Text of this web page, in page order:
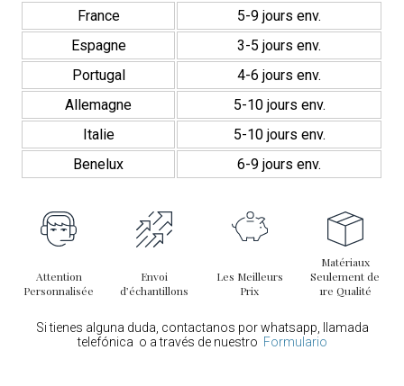
France
5-9 jours env.
Espagne
3-5 jours env.
Portugal
4-6 jours env.
Allemagne
5-10 jours env.
Italie
5-10 jours env.
Benelux
6-9 jours env.
Attention
Personnalisée
Envoi
d’échantillons
Les Meilleurs
Prix
Matériaux
Seulement de
1re Qualité
Si tienes alguna duda, contactanos por whatsapp, llamada
telefónica o a través de nuestro Formulario